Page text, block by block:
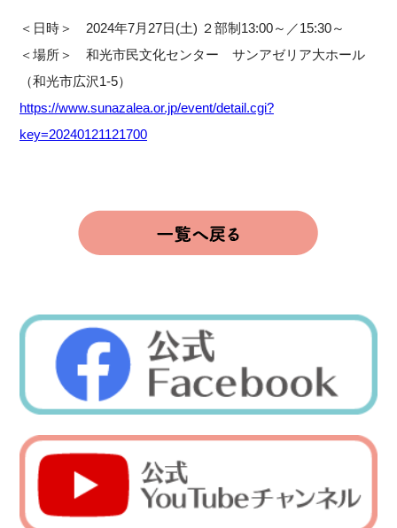
＜日時＞ 2024年7月27日(土) ２部制13:00～／15:30～
＜場所＞ 和光市民文化センター サンアゼリア大ホール
（和光市広沢1-5）
https://www.sunazalea.or.jp/event/detail.cgi?
key=20240121121700